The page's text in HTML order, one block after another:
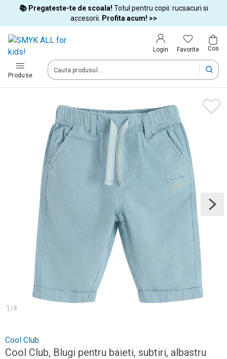
📚 Pregateste-te de scoala! Totul pentru copii: rucsacuri si
accesorii.
Profita acum! >>
Login Favorite Cos
Produse
Tara si limba
Alege tara si treci la cumparaturi
România (Romania)
Română
Dupa schimbarea tarii, unele produse pot fi eliminate din cos
Confirma
1 /4
Cool Club
Cool Club, Blugi pentru baieti, subtiri, albastru